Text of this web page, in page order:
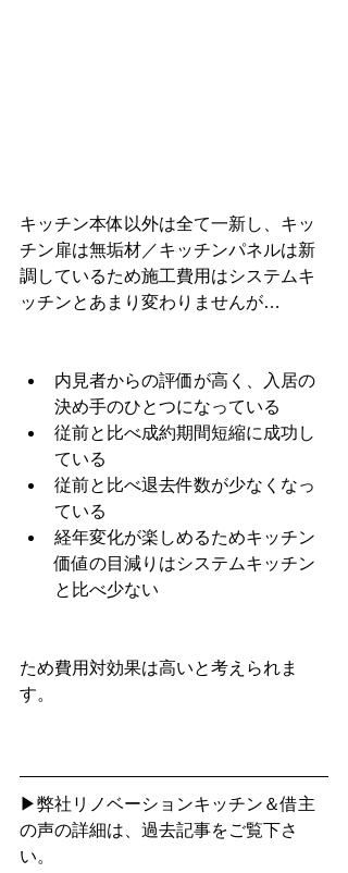
キッチン本体以外は全て一新し、キッ
チン扉は無垢材／キッチンパネルは新
調しているため施工費用はシステムキ
ッチンとあまり変わりませんが…
内見者からの評価が高く、入居の
決め手のひとつになっている
従前と比べ成約期間短縮に成功し
ている
従前と比べ退去件数が少なくなっ
ている
経年変化が楽しめるためキッチン
価値の目減りはシステムキッチン
と比べ少ない
ため費用対効果は高いと考えられま
す。
▶弊社リノベーションキッチン＆借主
の声の詳細は、過去記事をご覧下さ
い。